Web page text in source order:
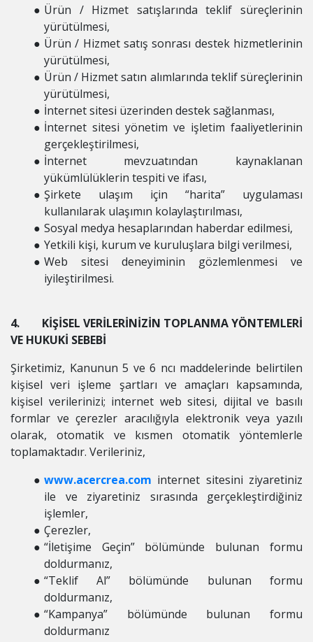
Ürün / Hizmet satışlarında teklif süreçlerinin
yürütülmesi,
Ürün / Hizmet satış sonrası destek hizmetlerinin
yürütülmesi,
Ürün / Hizmet satın alımlarında teklif süreçlerinin
yürütülmesi,
İnternet sitesi üzerinden destek sağlanması,
İnternet sitesi yönetim ve işletim faaliyetlerinin
gerçekleştirilmesi,
İnternet mevzuatından kaynaklanan
yükümlülüklerin tespiti ve ifası,
Şirkete ulaşım için “harita” uygulaması
kullanılarak ulaşımın kolaylaştırılması,
Sosyal medya hesaplarından haberdar edilmesi,
Yetkili kişi, kurum ve kuruluşlara bilgi verilmesi,
Web sitesi deneyiminin gözlemlenmesi ve
iyileştirilmesi.
4. KİŞİSEL VERİLERİNİZİN TOPLANMA YÖNTEMLERİ
VE HUKUKİ SEBEBİ
Şirketimiz, Kanunun 5 ve 6 ncı maddelerinde belirtilen
kişisel veri işleme şartları ve amaçları kapsamında,
kişisel verilerinizi; internet web sitesi, dijital ve basılı
formlar ve çerezler aracılığıyla elektronik veya yazılı
olarak, otomatik ve kısmen otomatik yöntemlerle
toplamaktadır. Verileriniz,
www.acercrea.com internet sitesini ziyaretiniz
ile ve ziyaretiniz sırasında gerçekleştirdiğiniz
işlemler,
Çerezler,
“İletişime Geçin” bölümünde bulunan formu
doldurmanız,
“Teklif Al” bölümünde bulunan formu
doldurmanız,
“Kampanya” bölümünde bulunan formu
doldurmanız